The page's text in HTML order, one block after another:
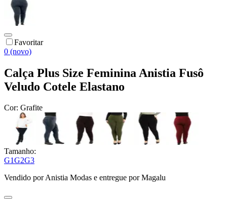
Favoritar
0 (novo)
Calça Plus Size Feminina Anistia Fusô
Veludo Cotele Elastano
Cor: Grafite
Tamanho:
G1G2G3
Vendido porAnistia Modas e entregue por Magalu